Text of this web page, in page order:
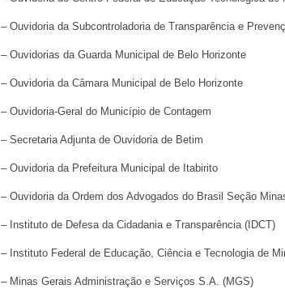
– Ouvidoria da Subcontroladoria de Transparência e
– Ouvidorias da Guarda Municipal de Belo Horizonte
– Ouvidoria da Câmara Municipal de Belo Horizonte
– Ouvidoria-Geral do Município de Contagem
– Secretaria Adjunta de Ouvidoria de Betim
– Ouvidoria da Prefeitura Municipal de Itabirito
– Ouvidoria da Ordem dos Advogados do Brasil Seção
– Instituto de Defesa da Cidadania e Transparência (IDCT)
– Instituto Federal de Educação, Ciência e Tecnologia de
– Minas Gerais Administração e Serviços S.A. (MGS)